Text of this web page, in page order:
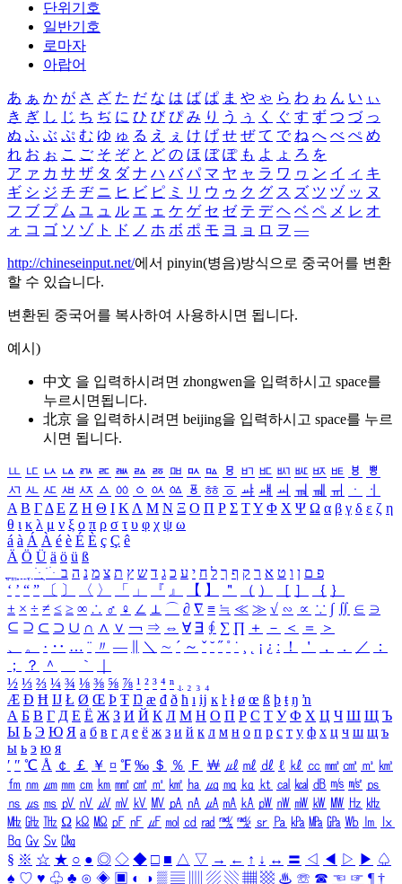
단위기호
일반기호
로마자
아랍어
あ ぁ か が さ ざ た だ な は ば ぱ ま や ゃ ら わ ゎ ん い ぃ
き ぎ し じ ち ぢ に ひ び ぴ み り う ぅ く ぐ す ず つ づ っ
ぬ ふ ぶ ぷ む ゆ ゅ る え ぇ け げ せ ぜ て で ね へ べ ぺ め
れ お ぉ こ ご そ ぞ と ど の ほ ぼ ぽ も よ ょ ろ を
ア ァ カ サ ザ タ ダ ナ ハ バ パ マ ヤ ャ ラ ワ ヮ ン イ ィ キ
ギ シ ジ チ ヂ ニ ヒ ビ ピ ミ リ ウ ゥ ク グ ス ズ ツ ヅ ッ ヌ
フ ブ プ ム ユ ュ ル エ ェ ケ ゲ セ ゼ テ デ ヘ ベ ペ メ レ オ
ォ コ ゴ ソ ゾ ト ド ノ ホ ボ ポ モ ヨ ョ ロ ヲ ―
http://chineseinput.net/에서 pinyin(병음)방식으로 중국어를 변환
할 수 있습니다.
변환된 중국어를 복사하여 사용하시면 됩니다.
예시)
中文 을 입력하시려면 zhongwen을 입력하시고 space를
누르시면됩니다.
北京 을 입력하시려면 beijing을 입력하시고 space를 누르
시면 됩니다.
ㅥ ㅦ ㅧ ㅨ ㅩ ㅪ ㅫ ㅬ ㅭ ㅮ ㅯ ㅰ ㅱ ㅲ ㅳ ㅴ ㅵ ㅶ ㅷ ㅸ
ㅹ
ㅺ ㅻ ㅼ ㅽ ㅾ ㅿ ㆀ ㆁ ㆂ ㆃ ㆄ ㆅ ㆆ ㆇ ㆈ ㆉ ㆊ ㆋ ㆌ ㆍ
ㆎ
Α Β ΓΔ Ε Ζ Η Θ Ι ΚΛ Μ Ν Ξ Ο Π Ρ Σ ΤΥ Φ Χ Ψ Ω α β γ δ ε ζ η
θ ι κ λ μ ν ξ ο π ρ σ τ υ φ χ ψ ω
á à Á À é è É È ç Ç ê
Ä Ö Ü ä ö ü ß
ִֶֹ ֻּ ׁׂ פ ם ן ו ט א ר ק ף ך ל ח י ע כ ג ד ש ץ ת צ מ נ ה ב
‘ ’ “ ” 〔 〕 〈 〉 「 」 『 』 【 】 ＂ （ ） ［ ］ ｛ ｝
± × ÷ ≠ ≤ ≥ ∞ ∴ ♂ ♀ ∠ ⊥ ⌒ ∂ ∇ ≡ ≒ ≪ ≫ √ ∽ ∝ ∵ ∫ ∬ ∈ ∋
⊆ ⊇ ⊂ ⊃ ∪ ∩ ∧ ∨ ￢ ⇒ ⇔ ∀ ∃ ∮ ∑ ∏ ＋ － ＜ ＝
＞
、
。 · ‥ … ¨ 〃 ― ＼ ∼ ´ ～ ˇ ˘ ˝ ˚ ˙ ¸ ¡ ¿ ː ！ ＇ ， ． ／
：
；
？ ＾ ｀
½ ⅓ ⅔ ¼ ¾ ⅛ ⅜ ⅝ ⅞ ¹ ² ³ ⁴ ⁿ ₁ ₂ ₃ ₄
Æ Ð Ħ Ĳ Ł Ø Œ Þ Ŧ Ŋ æ đ ð ħ ı ĳ ĸ ŀ ł ø œ ß þ ŧ ŋ ŉ
А Б В Г Д Е Ё Ж З И Й К Л М Н О П Р С Т У Ф Х Ц Ч Ш Щ Ъ
Ы Ь Э Ю Я а б в г д е ё ж з и й к л м н о п р с т у ф х ц ч ш щ ъ
ы ь э ю я
′ ″ ℃ Å ￠ ￡ ￥ ¤ ℉ ‰ ＄ ％ Ｆ ￦ ㎕ ㎖ ㎗ ℓ ㎘ ㏄ ㎣ ㎤ ㎥ ㎦
㎙ ㎚ ㎛ ㎜ ㎝ ㎞ ㎟ ㎠ ㎡ ㎢ ㏊ ㎍ ㎎ ㎏ ㏏ ㎈ ㎉ ㏈ ㎧ ㎨ ㎰
㎱ ㎲ ㎳ ㎴ ㎵ ㎶ ㎷ ㎸ ㎹ ㎀ ㎁ ㎂ ㎃ ㎄ ㎺ ㎻ ㎽ ㎾ ㎿ ㎐ ㎑
㎒ ㎓ ㎔ Ω ㏀ ㏁ ㎊ ㎋ ㎌ ㏖ ㏅ ㎭ ㎮ ㎯ ㏛ ㎩ ㎪ ㎫ ㎬ ㏝ ㏐
㏓
㏃ ㏉ ㏜ ㏆
§ ※ ☆ ★ ○ ● ◎ ◇ ◆ □ ■ △ ▽ → ← ↑ ↓ ↔ 〓 ◁ ◀ ▷ ▶ ♤
♠ ♡ ♥ ♧ ♣ ⊙ ◈ ▣ ◐ ◑ ▒ ▤ ▨ ▧ ▦ ▩ ♨ ☏ ☎ ☜ ☞ ¶ †